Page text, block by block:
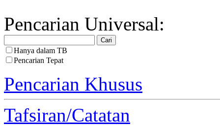
Pencarian Universal:
Hanya dalam TB
Pencarian Tepat
Pencarian Khusus
Tafsiran/Catatan